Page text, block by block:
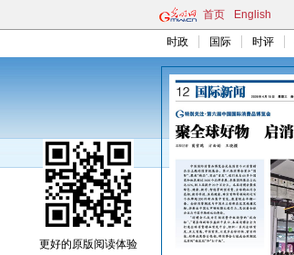
首页 English
时政 国际 时评
更好的原版阅读体验